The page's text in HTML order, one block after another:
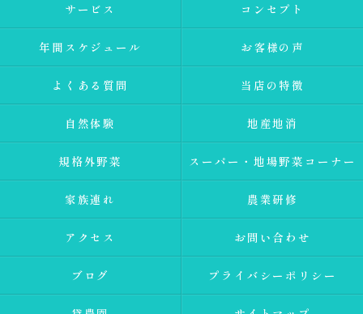
サービス コンセプト
年間スケジュール お客様の声
よくある質問 当店の特徴
自然体験 地産地消
規格外野菜 スーパー・地場野菜コーナー
家族連れ 農業研修
アクセス お問い合わせ
ブログ プライバシーポリシー